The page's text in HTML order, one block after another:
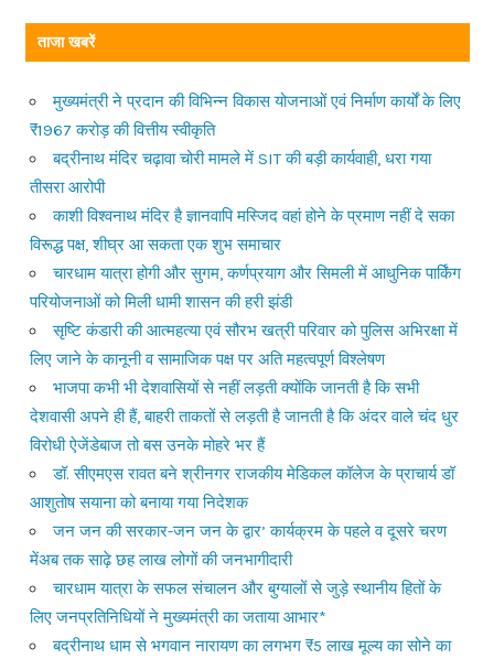
ताजा खबरें
मुख्यमंत्री ने प्रदान की विभिन्न विकास योजनाओं एवं निर्माण कार्यों के लिए
₹1967 करोड़ की वित्तीय स्वीकृति
बद्रीनाथ मंदिर चढ़ावा चोरी मामले में SIT की बड़ी कार्यवाही, धरा गया
तीसरा आरोपी
काशी विश्वनाथ मंदिर है ज्ञानवापि मस्जिद वहां होने के प्रमाण नहीं दे सका
विरूद्ध पक्ष, शीघ्र आ सकता एक शुभ समाचार
चारधाम यात्रा होगी और सुगम, कर्णप्रयाग और सिमली में आधुनिक पार्किंग
परियोजनाओं को मिली धामी शासन की हरी झंडी
सृष्टि कंडारी की आत्महत्या एवं सौरभ खत्री परिवार को पुलिस अभिरक्षा में
लिए जाने के कानूनी व सामाजिक पक्ष पर अति महत्वपूर्ण विश्लेषण
भाजपा कभी भी देशवासियों से नहीं लड़ती क्योंकि जानती है कि सभी
देशवासी अपने ही हैं, बाहरी ताकतों से लड़ती है जानती है कि अंदर वाले चंद धुर
विरोधी ऐजेंडेबाज तो बस उनके मोहरे भर हैं
डॉ. सीएमएस रावत बने श्रीनगर राजकीय मेडिकल कॉलेज के प्राचार्य डॉ
आशुतोष सयाना को बनाया गया निदेशक
जन जन की सरकार-जन जन के द्वार’ कार्यक्रम के पहले व दूसरे चरण
मेंअब तक साढ़े छह लाख लोगों की जनभागीदारी
चारधाम यात्रा के सफल संचालन और बुग्यालों से जुड़े स्थानीय हितों के
लिए जनप्रतिनिधियों ने मुख्यमंत्री का जताया आभार*
बद्रीनाथ धाम से भगवान नारायण का लगभग ₹5 लाख मूल्य का सोने का